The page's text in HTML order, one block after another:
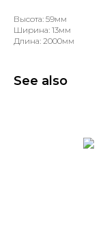
Высота: 59мм
Ширина: 13мм
Длина: 2000мм
See also